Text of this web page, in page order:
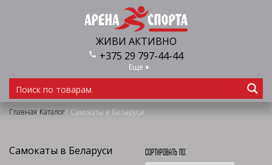
ЖИВИ АКТИВНО
+375 29 797-44-44
Еще
Главная/Каталог/ Самокаты в Беларуси
Самокаты в Беларуси Сортировать по: